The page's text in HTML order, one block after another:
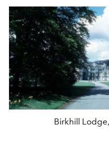
Birkhill